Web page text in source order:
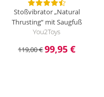
Stoßvibrator „Natural
Thrusting“ mit Saugfuß
You2Toys
119,00 €99,95 €